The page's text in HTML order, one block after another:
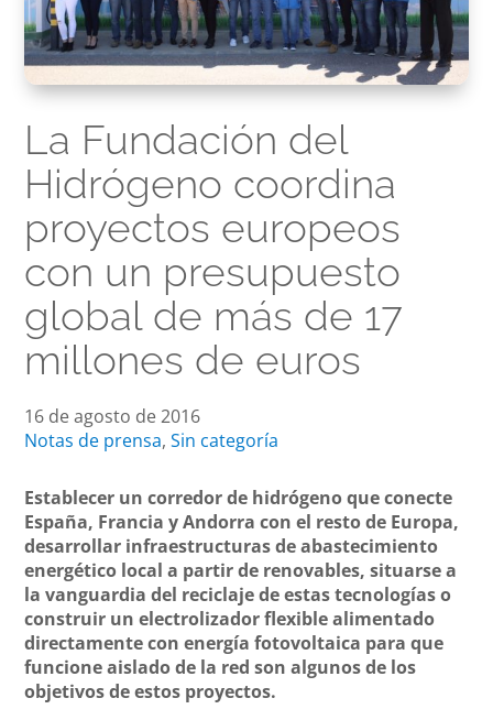
La Fundación del
Hidrógeno coordina
proyectos europeos
con un presupuesto
global de más de 17
millones de euros
16 de agosto de 2016
Notas de prensa,Sin categoría
Establecer un corredor de hidrógeno que conecte
España, Francia y Andorra con el resto de Europa,
desarrollar infraestructuras de abastecimiento
energético local a partir de renovables, situarse a
la vanguardia del reciclaje de estas tecnologías o
construir un electrolizador flexible alimentado
directamente con energía fotovoltaica para que
funcione aislado de la red son algunos de los
objetivos de estos proyectos.